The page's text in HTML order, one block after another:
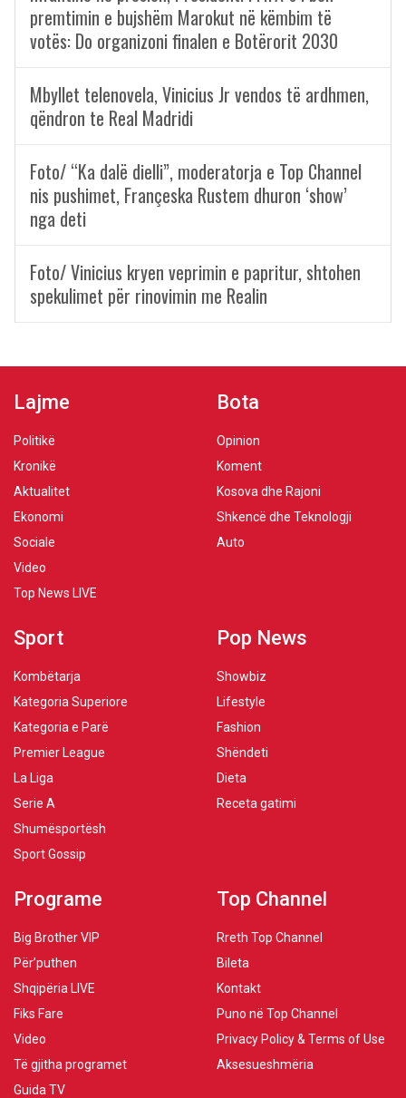
premtimin e bujshëm Marokut në këmbim të
votës: Do organizoni finalen e Botërorit 2030
Mbyllet telenovela, Vinicius Jr vendos të ardhmen,
qëndron te Real Madridi
Foto/ “Ka dalë dielli”, moderatorja e Top Channel
nis pushimet, Françeska Rustem dhuron ‘show’
nga deti
Foto/ Vinicius kryen veprimin e papritur, shtohen
spekulimet për rinovimin me Realin
Lajme
Politikë
Kronikë
Aktualitet
Ekonomi
Sociale
Video
Top News LIVE
Bota
Opinion
Koment
Kosova dhe Rajoni
Shkencë dhe Teknologji
Auto
Sport
Kombëtarja
Kategoria Superiore
Kategoria e Parë
Premier League
La Liga
Serie A
Shumësportësh
Sport Gossip
Pop News
Showbiz
Lifestyle
Fashion
Shëndeti
Dieta
Receta gatimi
Programe
Big Brother VIP
Për’puthen
Shqipëria LIVE
Fiks Fare
Video
Të gjitha programet
Guida TV
Top Channel
Rreth Top Channel
Bileta
Kontakt
Puno në Top Channel
Privacy Policy & Terms of Use
Aksesueshmëria